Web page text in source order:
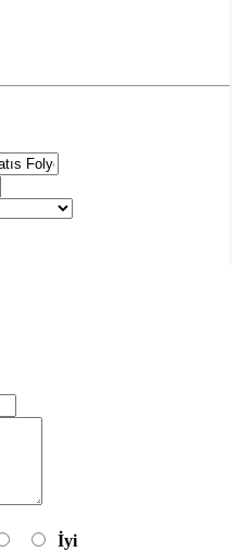
İyi